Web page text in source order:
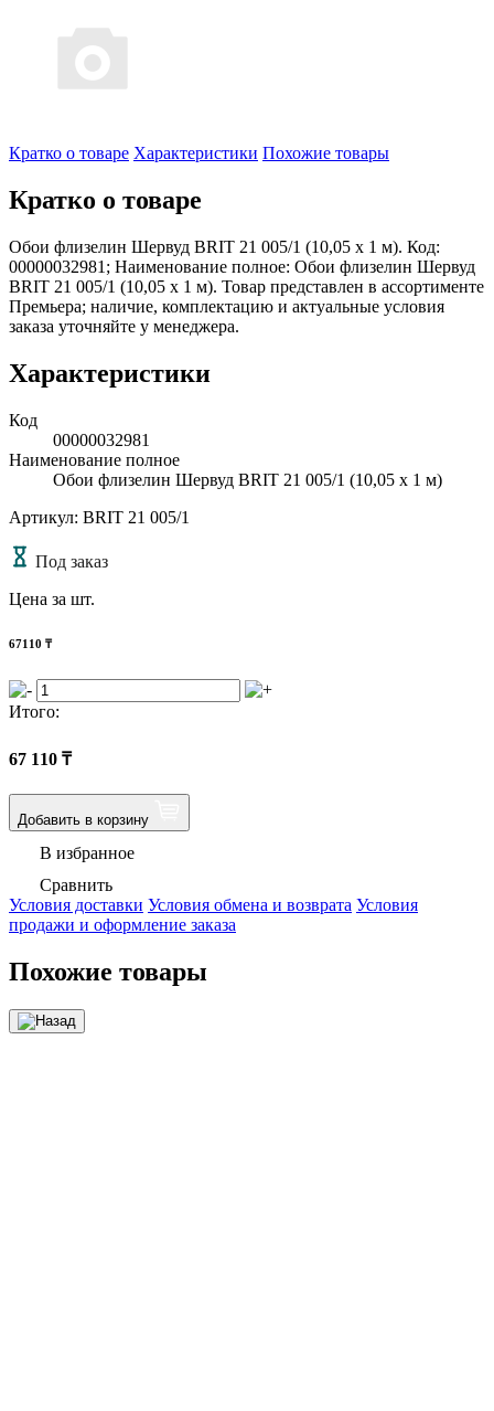
Кратко о товаре Характеристики Похожие товары
Кратко о товаре
Обои флизелин Шервуд BRIT 21 005/1 (10,05 х 1 м). Код:
00000032981; Наименование полное: Обои флизелин Шервуд
BRIT 21 005/1 (10,05 х 1 м). Товар представлен в ассортименте
Премьера; наличие, комплектацию и актуальные условия
заказа уточняйте у менеджера.
Характеристики
Код
00000032981
Наименование полное
Обои флизелин Шервуд BRIT 21 005/1 (10,05 х 1 м)
Артикул: BRIT 21 005/1
Под заказ
Цена за шт.
67110 ₸
Итого:
67 110 ₸
Добавить в корзину
В избранное
Сравнить
Условия доставки Условия обмена и возврата Условия
продажи и оформление заказа
Похожие товары